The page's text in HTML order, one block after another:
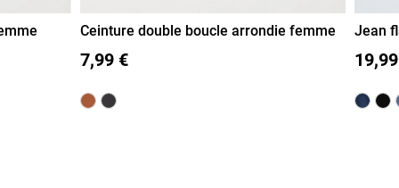
85
Ceinture double boucle arrondie femme
7,99 € 36
Jean